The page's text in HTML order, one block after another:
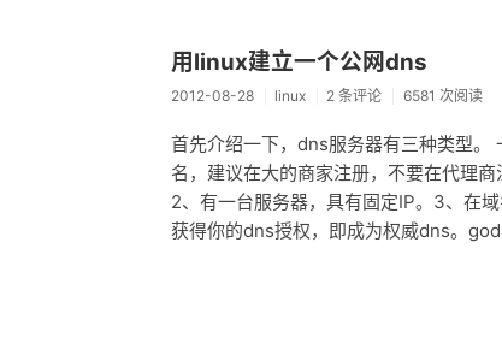
用linux建立一个公网dns
2012-08-28 linux 2 条评论 6581 次阅读
首先介绍一下，dns服务器有三种类型
名，建议在大的商家注册，不要在代理
2、有一台服务器，具有固定IP。3、在
获得你的dns授权，即成为权威dns。